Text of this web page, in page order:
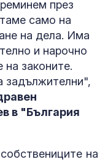
през
само на
на дела. Има
и нарочно
на законите.
задължителни",
в "България
на